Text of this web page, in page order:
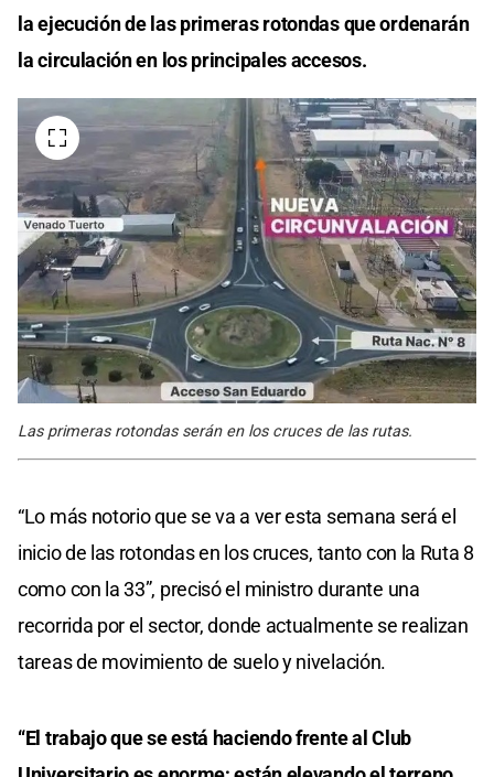
la ejecución de las primeras rotondas que ordenarán
la circulación en los principales accesos.
Las primeras rotondas serán en los cruces de las rutas.
“Lo más notorio que se va a ver esta semana será el
inicio de las rotondas en los cruces, tanto con la Ruta 8
como con la 33”, precisó el ministro durante una
recorrida por el sector, donde actualmente se realizan
tareas de movimiento de suelo y nivelación.
“El trabajo que se está haciendo frente al Club